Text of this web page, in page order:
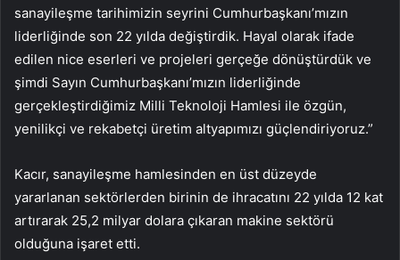
sanayileşme tarihimizin seyrini Cumhurbaşkanı’mızın
liderliğinde son 22 yılda değiştirdik. Hayal olarak ifade
edilen nice eserleri ve projeleri gerçeğe dönüştürdük ve
şimdi Sayın Cumhurbaşkanı’mızın liderliğinde
gerçekleştirdiğimiz Milli Teknoloji Hamlesi ile özgün,
yenilikçi ve rekabetçi üretim altyapımızı güçlendiriyoruz.”
Kacır, sanayileşme hamlesinden en üst düzeyde
yararlanan sektörlerden birinin de ihracatını 22 yılda 12 kat
artırarak 25,2 milyar dolara çıkaran makine sektörü
olduğuna işaret etti.